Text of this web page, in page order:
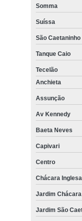
Somma
Suíssa
São Caetaninho
Tanque Caio
Tecelão
Anchieta
Assunção
Av Kennedy
Baeta Neves
Capivari
Centro
Chácara Inglesa
Jardim
Jardim São